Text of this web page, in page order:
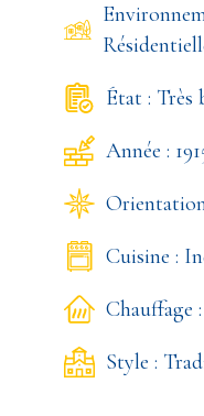
État : Très
Année :
Cuisine :
Chauffage
Style :